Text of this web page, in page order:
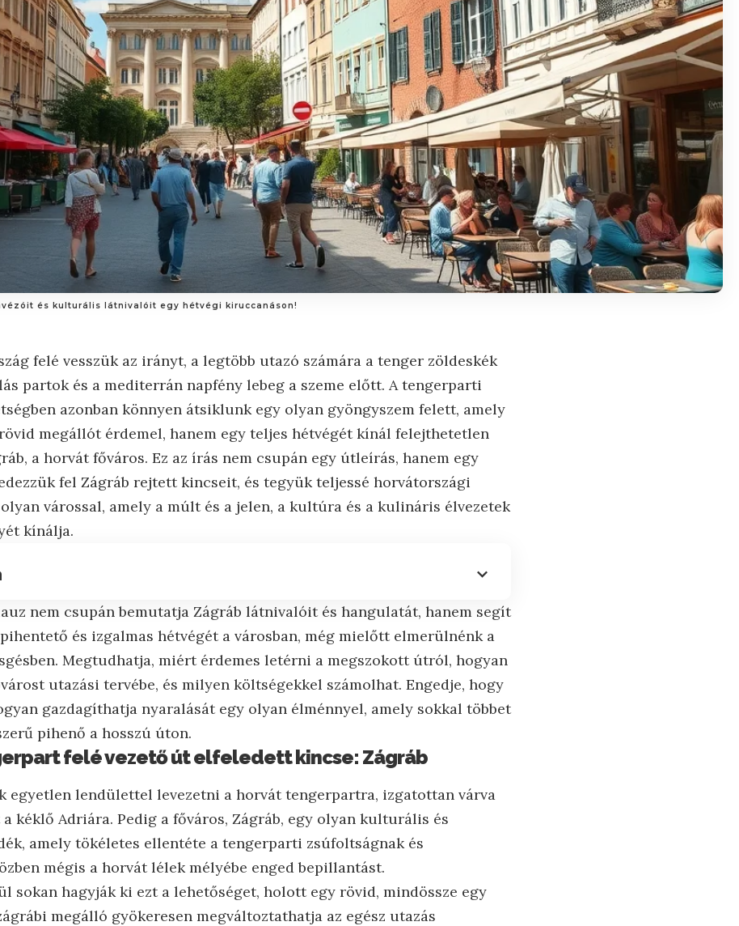
és kulturális látnivalóit egy hétvégi kiruccanáson!
felé vesszük az irányt, a legtöbb utazó számára a tenger zöldeskék
partok és a mediterrán napfény lebeg a szeme előtt. A tengerparti
azonban könnyen átsiklunk egy olyan gyöngyszem felett, amely
megállót érdemel, hanem egy teljes hétvégét kínál felejthetetlen
a horvát főváros. Ez az írás nem csupán egy útleírás, hanem egy
fel Zágráb rejtett kincseit, és tegyük teljessé horvátországi
várossal, amely a múlt és a jelen, a kultúra és a kulináris élvezetek
kínálja.
nem csupán bemutatja Zágráb látnivalóit és hangulatát, hanem segít
és izgalmas hétvégét a városban, még mielőtt elmerülnénk a
Megtudhatja, miért érdemes letérni a megszokott útról, hogyan
utazási tervébe, és milyen költségekkel számolhat. Engedje, hogy
gazdagíthatja nyaralását egy olyan élménnyel, amely sokkal többet
pihenő a hosszú úton.
felé vezető út elfeledett kincse: Zágráb
egyetlen lendülettel levezetni a horvát tengerpartra, izgatottan várva
kéklő Adriára. Pedig a főváros, Zágráb, egy olyan kulturális és
amely tökéletes ellentéte a tengerparti zsúfoltságnak és
mégis a horvát lélek mélyébe enged bepillantást.
sokan hagyják ki ezt a lehetőséget, holott egy rövid, mindössze egy
megálló gyökeresen megváltoztathatja az egész utazás